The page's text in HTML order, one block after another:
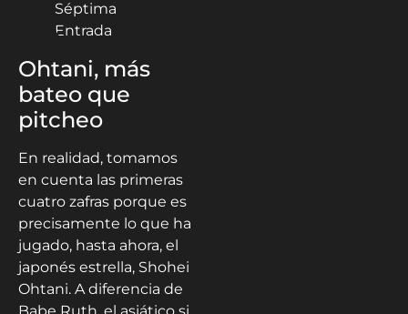
Ohtani, más
bateo que
pitcheo
En realidad, tomamos
en cuenta las primeras
cuatro zafras porque es
precisamente lo que ha
jugado, hasta ahora, el
japonés estrella, Shohei
Ohtani. A diferencia de
Babe Ruth, el asiático si